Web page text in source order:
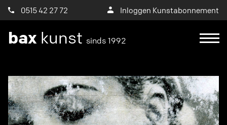
0515 42 27 72 Inloggen Kunstabonnement
bax kunst sinds 1992